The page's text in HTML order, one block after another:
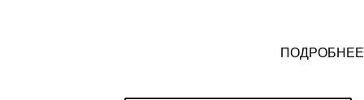
ПОДРОБНЕЕ